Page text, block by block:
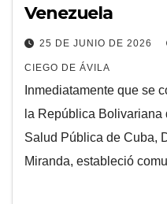
Venezuela
25 DE JUNIO DE 2026
CIEGO DE ÁVILA
Inmediatamente que se
la República
Salud Pública de Cuba,
Miranda, estableció